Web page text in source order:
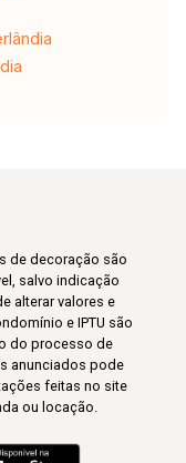
de decoração são
salvo indicação
alterar valores e
e IPTU são
do processo de
anunciados pode
feitas no site
ou locação.